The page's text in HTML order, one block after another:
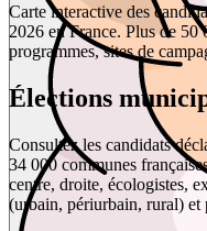
Carte interactive des
2026 en France. Plus de 50
programmes, sites de
Élections
Consultez les candidats
34 000 communes
centre, droite, écologistes,
(urbain, périurbain, rural) et